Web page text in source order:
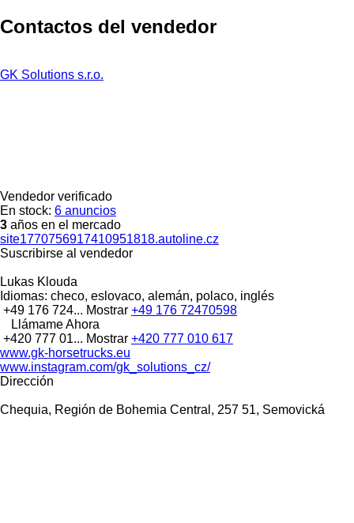
Contactos del vendedor
GK Solutions s.r.o.
Vendedor verificado
En stock: 6 anuncios
3 años en el mercado
site1770756917410951818.autoline.cz
Suscribirse al vendedor
Lukas Klouda
Idiomas: checo, eslovaco, alemán, polaco, inglés
+49 176 724... Mostrar +49 176 72470598
Llámame Ahora
+420 777 01... Mostrar +420 777 010 617
www.gk-horsetrucks.eu
www.instagram.com/gk_solutions_cz/
Dirección
Chequia, Región de Bohemia Central, 257 51, Semovická